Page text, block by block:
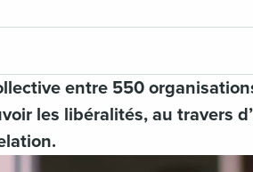
entre 550
les libéralités, au travers